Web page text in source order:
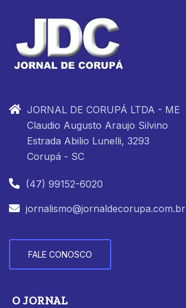
JORNAL DE CORUPÁ LTDA - ME
Claudio Augusto Araujo Silvino
Estrada Abilio Lunelli, 3293
Corupá - SC
(47) 99152-6020
jornalismo@jornaldecorupa.com.br
FALE CONOSCO
O JORNAL